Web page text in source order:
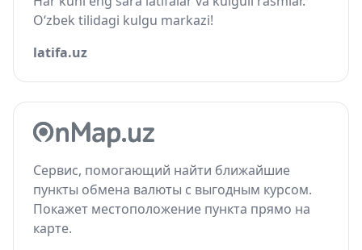
O‘zbek tilidagi kulgu markazi!
latifa.uz
Сервис, помогающий найти ближайшие
пункты обмена валюты с выгодным курсом.
Покажет местоположение пункта прямо на
карте.